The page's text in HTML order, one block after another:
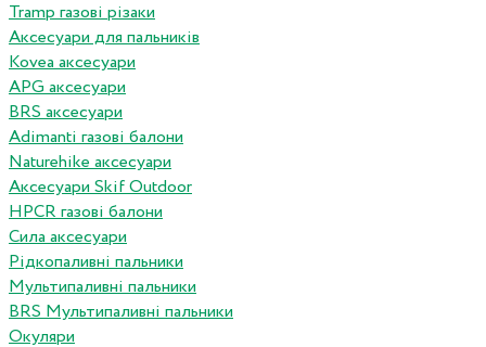
Tramp газові різаки
Аксесуари для пальників
Kovea аксесуари
APG аксесуари
BRS аксесуари
Adimanti газові балони
Naturehike аксесуари
Аксесуари Skif Outdoor
HPCR газові балони
Сила аксесуари
Рідкопаливні пальники
Мультипаливні пальники
BRS Мультипаливні пальники
Окуляри